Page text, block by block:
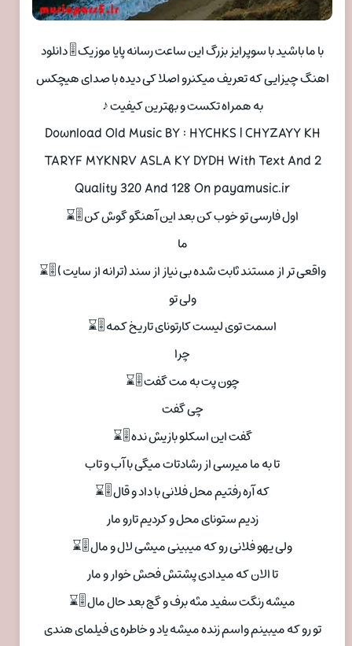
با ما باشید با سوپرایز بزرگ این ساعت رسانه پایا موزیک 🎚 دانلود
اهنگ چیزایی که تعریف میکنرو اصلا کی دیده با صدای هیچکس
به همراه تکست و بهترین کیفیت ♪
Download Old Music BY : HYCHKS | CHYZAYY KH
TARYF MYKNRV ASLA KY DYDH With Text And 2
Quality 320 And 128 On payamusic.ir
اول فارسی تو خوب کن بعد این آهنگو گوش کن 🎚⌛
ما
واقعی تر از مستند ثابت شده بی نیاز از سند (ترانه از سایت ) 🎚⌛
ولی تو
اسمت توی لیست کارتونای تاریخ کمه 🎚⌛
چرا
چون پت به مت گفت 🎚⌛
چی گفت
گفت این اسکلو بازیش نده 🎚⌛
تا به ما میرسی از رشادتات میگی با آب و تاب
که آره رفتیم محل فلانی با داد و قال 🎚⌛
زدیم ستونای محل و کردیم تارو مار
ولی یهو فلانی رو که میبینی میشی لال و مال 🎚⌛
تا الان که میدادی پشتش فحش خوار و مار
میشه رنگت سفید مثه برف و گچ بعد حال مال 🎚⌛
تو رو که میبینم واسم زنده میشه یاد و خاطره ی فیلمای هندی